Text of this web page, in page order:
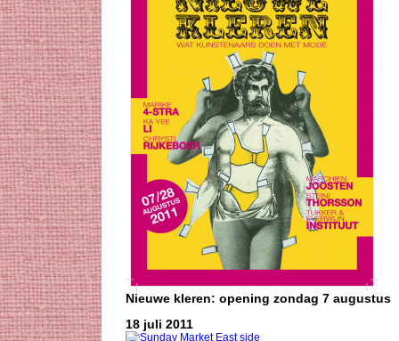
Nieuwe kleren: opening zondag 7 augustus
18 juli 2011